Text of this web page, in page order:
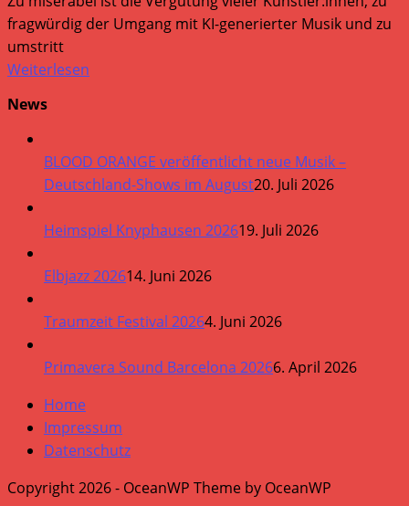
fragwürdig der Umgang mit KI-generierter Musik und zu
umstritt
Weiterlesen
News
BLOOD ORANGE veröffentlicht neue Musik –
Deutschland-Shows im August20. Juli 2026
Heimspiel Knyphausen 202619. Juli 2026
Elbjazz 202614. Juni 2026
Traumzeit Festival 20264. Juni 2026
Primavera Sound Barcelona 20266. April 2026
Home
Impressum
Datenschutz
Copyright 2026 - OceanWP Theme by OceanWP